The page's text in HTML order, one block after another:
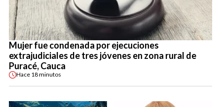
Mujer fue condenada por ejecuciones
extrajudiciales de tres jóvenes en zona rural de
Puracé, Cauca
Hace 18 minutos